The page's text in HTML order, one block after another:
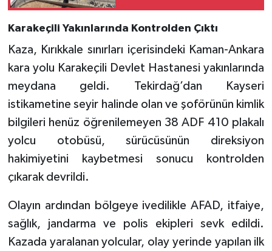
Karakeçili Yakınlarında Kontrolden Çıktı
Kaza, Kırıkkale sınırları içerisindeki Kaman-Ankara
kara yolu Karakeçili Devlet Hastanesi yakınlarında
meydana geldi. Tekirdağ’dan Kayseri
istikametine seyir halinde olan ve şoförünün kimlik
bilgileri henüz öğrenilemeyen 38 ADF 410 plakalı
yolcu otobüsü, sürücüsünün direksiyon
hakimiyetini kaybetmesi sonucu kontrolden
çıkarak devrildi.
Olayın ardından bölgeye ivedilikle AFAD, itfaiye,
sağlık, jandarma ve polis ekipleri sevk edildi.
Kazada yaralanan yolcular, olay yerinde yapılan ilk